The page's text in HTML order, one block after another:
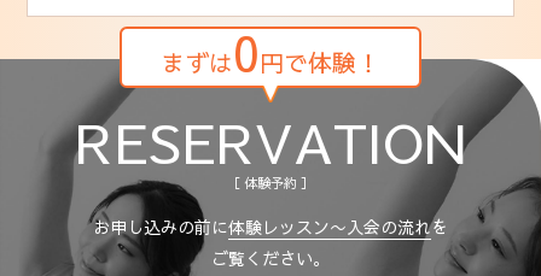
まずは0円で体験！
RESERVATION
［ 体験予約 ］
お申し込みの前に体験レッスン〜入会の流れを
ご覧ください。